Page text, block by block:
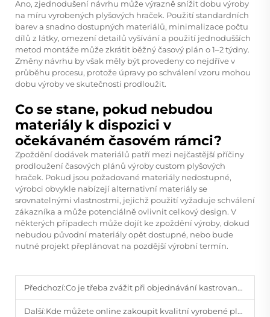
Ano, zjednodušení návrhu může výrazně snížit dobu výroby
na míru vyrobených plyšových hraček. Použití standardních
barev a snadno dostupných materiálů, minimalizace počtu
dílů z látky, omezení detailů vyšívání a použití jednodušších
metod montáže může zkrátit běžný časový plán o 1–2 týdny.
Změny návrhu by však měly být provedeny co nejdříve v
průběhu procesu, protože úpravy po schválení vzoru mohou
dobu výroby ve skutečnosti prodloužit.
Co se stane, pokud nebudou
materiály k dispozici v
očekávaném časovém rámci?
Zpoždění dodávek materiálů patří mezi nejčastější příčiny
prodloužení časových plánů výroby custom plyšových
hraček. Pokud jsou požadované materiály nedostupné,
výrobci obvykle nabízejí alternativní materiály se
srovnatelnými vlastnostmi, jejichž použití vyžaduje schválení
zákazníka a může potenciálně ovlivnit celkový design. V
některých případech může dojít ke zpoždění výroby, dokud
nebudou původní materiály opět dostupné, nebo bude
nutné projekt přeplánovat na pozdější výrobní termín.
Předchozí:Co je třeba zvážit při objednávání kastrovaných plyšových hraček?
Další:Kde můžete online zakoupit kvalitní vyrobené plyšové hračky na objednávku?